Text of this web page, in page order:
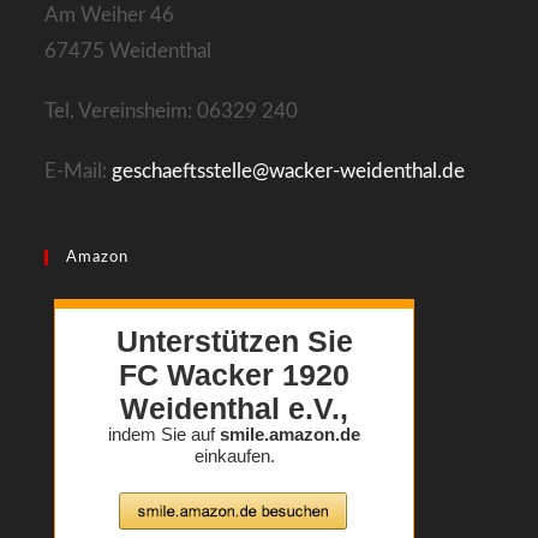
Am Weiher 46
67475 Weidenthal
Tel. Vereinsheim: 06329 240
E-Mail: geschaeftsstelle@wacker-weidenthal.de
Amazon